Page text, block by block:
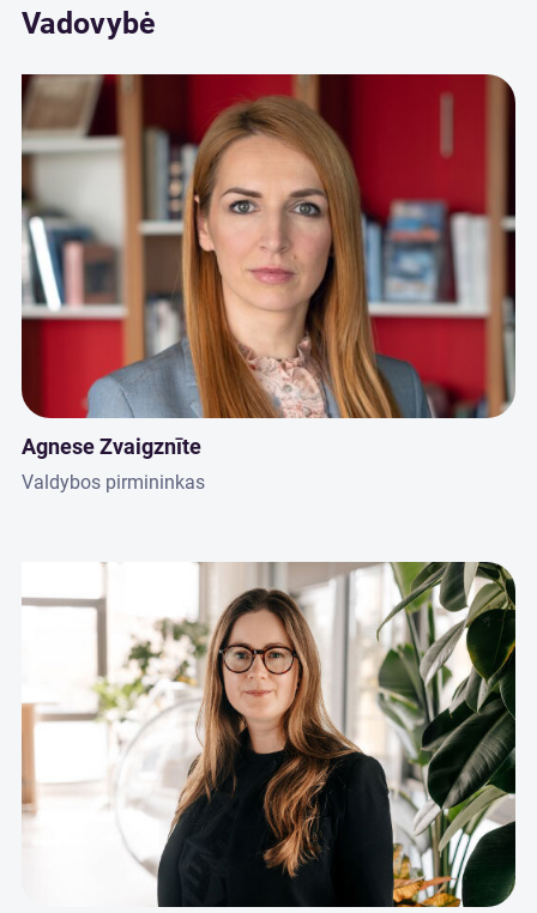
Vadovybė
Agnese Zvaigznīte
Valdybos pirmininkas